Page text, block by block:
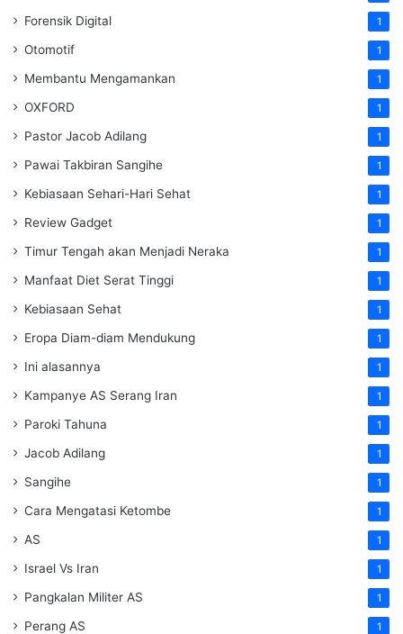
Forensik Digital 1
Otomotif 1
Membantu Mengamankan 1
OXFORD 1
Pastor Jacob Adilang 1
Pawai Takbiran Sangihe 1
Kebiasaan Sehari-Hari Sehat 1
Review Gadget 1
Timur Tengah akan Menjadi Neraka 1
Manfaat Diet Serat Tinggi 1
Kebiasaan Sehat 1
Eropa Diam-diam Mendukung 1
Ini alasannya 1
Kampanye AS Serang Iran 1
Paroki Tahuna 1
Jacob Adilang 1
Sangihe 1
Cara Mengatasi Ketombe 1
AS 1
Israel Vs Iran 1
Pangkalan Militer AS 1
Perang AS 1